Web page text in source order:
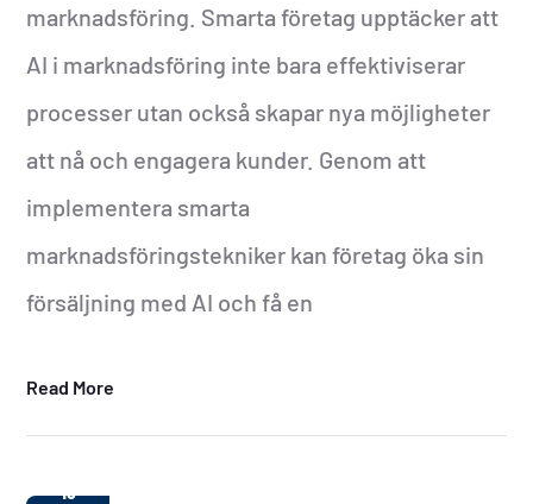
marknadsföring. Smarta företag upptäcker att
AI i marknadsföring inte bara effektiviserar
processer utan också skapar nya möjligheter
att nå och engagera kunder. Genom att
implementera smarta
marknadsföringstekniker kan företag öka sin
försäljning med AI och få en
Read More
15